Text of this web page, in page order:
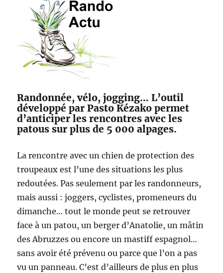
Randonnée, vélo, jogging… L’outil
développé par Pasto Kézako permet
d’anticiper les rencontres avec les
patous sur plus de 5 000 alpages.
La rencontre avec un chien de protection des
troupeaux est l’une des situations les plus
redoutées. Pas seulement par les randonneurs,
mais aussi : joggers, cyclistes, promeneurs du
dimanche… tout le monde peut se retrouver
face à un patou, un berger d’Anatolie, un mâtin
des Abruzzes ou encore un mastiff espagnol…
sans avoir été prévenu ou parce que l’on a pas
vu un panneau. C’est d’ailleurs de plus en plus